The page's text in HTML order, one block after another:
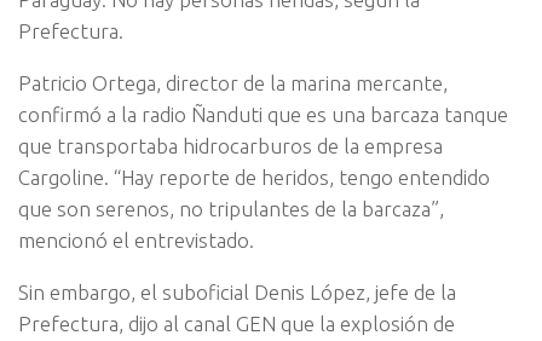
Prefectura.
Patricio Ortega, director de la marina mercante,
confirmó a la radio Ñanduti que es una barcaza tanque
que transportaba hidrocarburos de la empresa
Cargoline. “Hay reporte de heridos, tengo entendido
que son serenos, no tripulantes de la barcaza”,
mencionó el entrevistado.
Sin embargo, el suboficial Denis López, jefe de la
Prefectura, dijo al canal GEN que la explosión de